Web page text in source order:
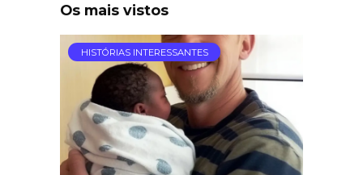
Os mais vistos
HISTÓRIAS INTERESSANTES